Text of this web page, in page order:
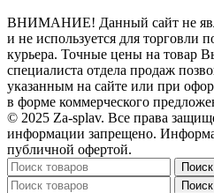
ВНИМАНИЕ! Данный сайт не
и не используется для торговли
курьера. Точные цены на товар
специалиста отдела продаж
указанным на сайте или при
в форме коммерческого
© 2025 Za-splav. Все права
информации запрещено.
публичной офертой.
Поиск
Поиск